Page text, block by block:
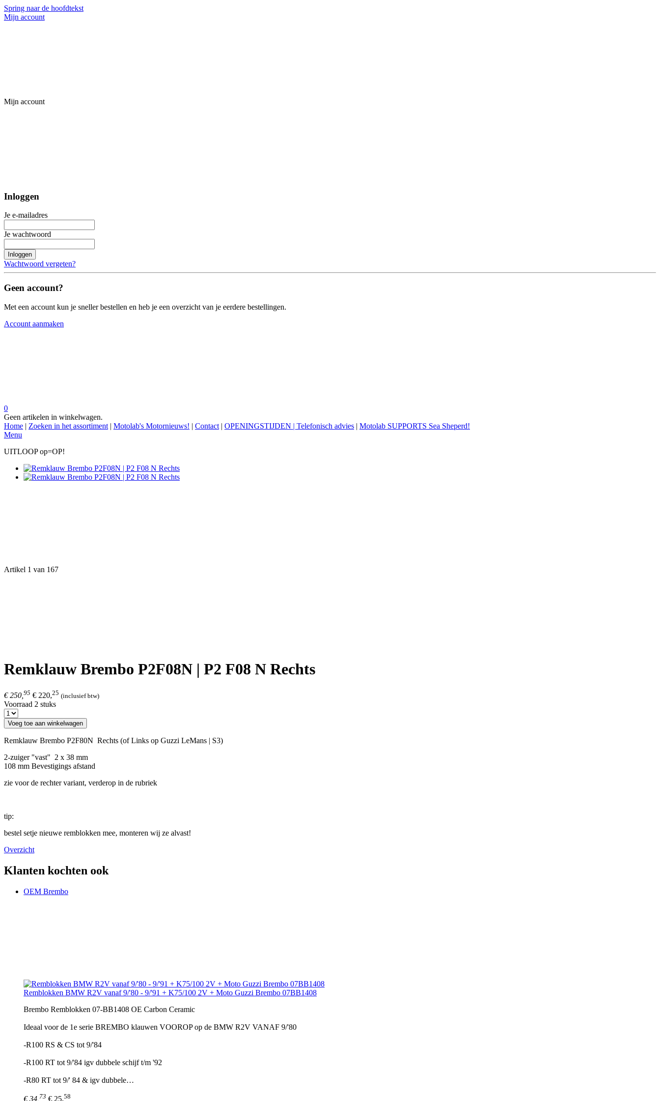
Spring naar de hoofdtekst
Mijn account
Mijn account
Inloggen
Je e-mailadres
Je wachtwoord
Inloggen
Wachtwoord vergeten?
Geen account?
Met een account kun je sneller bestellen en heb je een overzicht van je eerdere bestellingen.
Account aanmaken
0
Geen artikelen in winkelwagen.
Home | Zoeken in het assortiment | Motolab's Motornieuws! | Contact | OPENINGSTIJDEN | Telefonisch advies | Motolab SUPPORTS Sea Sheperd!
Menu
UITLOOP op=OP!
Artikel 1 van 167
Remklauw Brembo P2F08N | P2 F08 N Rechts
€ 250, 95 € 220,25 (inclusief btw)
Voorraad 2 stuks
Voeg toe aan winkelwagen
Remklauw Brembo P2F80N Rechts (of Links op Guzzi LeMans | S3)
2-zuiger "vast" 2 x 38 mm
108 mm Bevestigings afstand
zie voor de rechter variant, verderop in de rubriek
tip:
bestel setje nieuwe remblokken mee, monteren wij ze alvast!
Overzicht
Klanten kochten ook
OEM Brembo
Remblokken BMW R2V vanaf 9/'80 - 9/'91 + K75/100 2V + Moto Guzzi Brembo 07BB1408
Brembo Remblokken 07-BB1408 OE Carbon Ceramic
Ideaal voor de 1e serie BREMBO klauwen VOOROP op de BMW R2V VANAF 9/'80
-R100 RS & CS tot 9/'84
-R100 RT tot 9/'84 igv dubbele schijf t/m '92
-R80 RT tot 9/' 84 & igv dubbele…
€ 34, 73 € 25,58